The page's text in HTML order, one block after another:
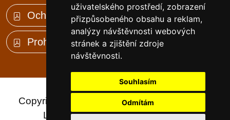
uživatelského prostředí, zobrazení
přizpůsobeného obsahu a reklam,
analýzy návštěvnosti webových
stránek a zjištění zdroje
návštěvnosti.
Souhlasím
Odmítám
Ochrana osobních údajů (GDPR)
Prohlášení o přístupnosti
Copyright © 2023 - Dům seniorů Františkov,
Liberec, příspěvková organizace